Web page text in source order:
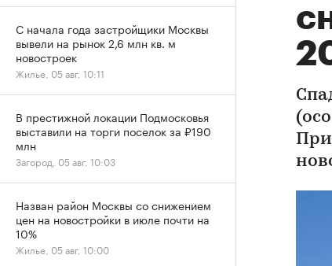
При
С начала года застройщики Москвы
вывели на рынок 2,6 млн кв. м
новостроек
Жилье, 05 авг, 10:11
В престижной локации Подмосковья
выставили на торги поселок за ₽190
млн
Загород, 05 авг, 10:03
Назван район Москвы со снижением
цен на новостройки в июле почти на
10%
Жилье, 05 авг, 10:00